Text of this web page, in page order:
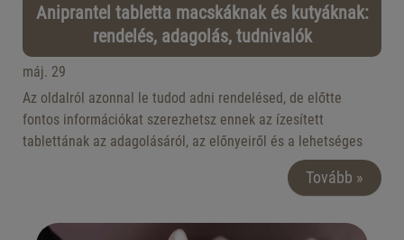
Aniprantel tabletta macskáknak és kutyáknak:
rendelés, adagolás, tudnivalók
máj. 29
Az oldalról azonnal le tudod adni rendelésed, de előtte
fontos információkat szerezhetsz ennek az ízesített
tablettának az adagolásáról, az előnyeiről és a lehetséges
Tovább »